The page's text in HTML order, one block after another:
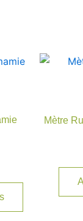
Mètre